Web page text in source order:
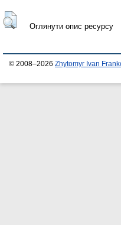
Оглянути опис ресурсу
© 2008–2026 Zhytomyr Ivan